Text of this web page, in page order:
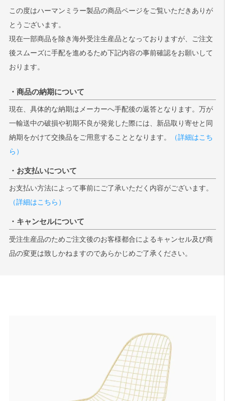
この度はハーマンミラー製品の商品ページをご覧いただきありが
とうございます。
現在一部商品を除き海外受注生産品となっておりますが、ご注文
後スムーズに手配を進めるため下記内容の事前確認をお願いして
おります。
・商品の納期について
現在、具体的な納期はメーカーへ手配後の返答となります。万が
一輸送中の破損や初期不良が発覚した際には、新品取り寄せと同
納期をかけて交換品をご用意することとなります。
（詳細はこち
ら）
・お支払いについて
お支払い方法によって事前にご了承いただく内容がございます。
（詳細はこちら）
・キャンセルについて
受注生産品のためご注文後のお客様都合によるキャンセル及び商
品の変更は致しかねますのであらかじめご了承ください。